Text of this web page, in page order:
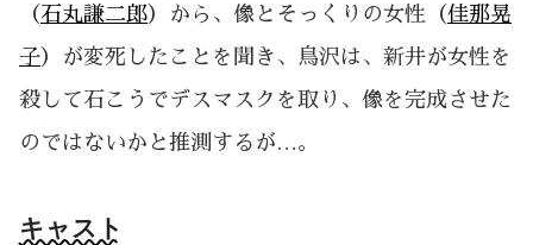
（石丸謙二郎）から、像とそっくりの女性（佳那晃
子）が変死したことを聞き、鳥沢は、新井が女性を
殺して石こうでデスマスクを取り、像を完成させた
のではないかと推測するが…。
キャスト